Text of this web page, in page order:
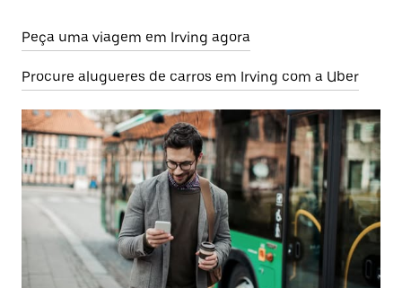
Peça uma viagem em Irving agora
Procure alugueres de carros em Irving com a Uber